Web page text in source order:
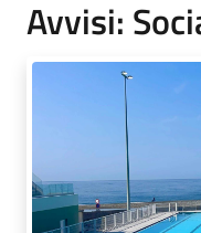
Avvisi: